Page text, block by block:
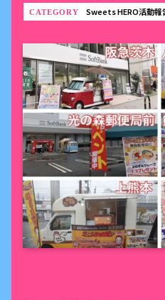
Sweets HERO活動報